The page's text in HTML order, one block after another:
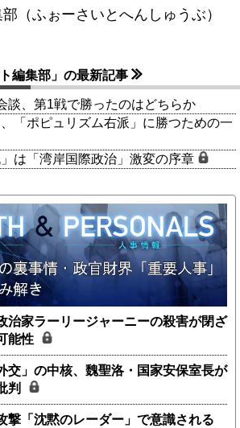
（ふぉーさいとへんしゅうぶ）
編集部」の最新記事
談、第1戦で勝ったのはどちらか
「ポピュリズム右派」に勝つための一
は「湾岸国際政治」激変の序章
治家ラーリージャーニーの殺害が閉ざ
能性
交」の中核、魏聖洛・国家安保室長が
判
撃「沈黙のレーダー」で意識される